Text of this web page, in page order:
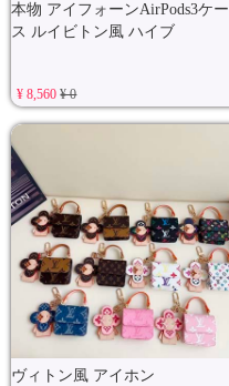
本物 アイフォーンAirPods3ケー
ス ルイビトン風 ハイブ
¥ 8,560¥ 0
ヴィトン風 アイホン